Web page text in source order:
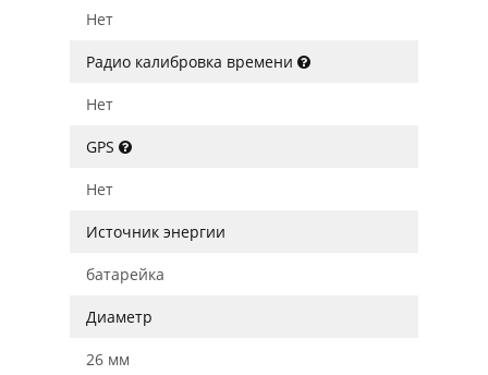
Нет
Радио калибровка времени
Нет
GPS
Нет
Источник энергии
батарейка
Диаметр
26 мм